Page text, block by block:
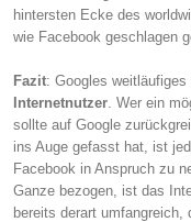
hintersten Ecke des
wie Facebook geschlagen
Fazit: Googles
Internetnutzer . Wer ein
sollte auf Google
ins Auge gefasst hat, ist
Facebook in Anspruch zu
Ganze bezogen, ist das
bereits derart